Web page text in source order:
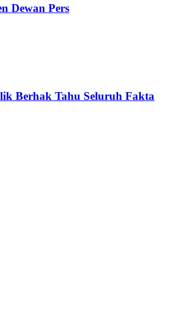
Dewan Pers
Berhak Tahu Seluruh Fakta